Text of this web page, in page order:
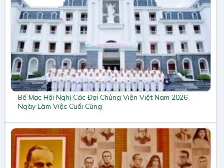
Bế Mạc Hội Nghị Các Đại Chủng Viện Việt Nam 2026 –
Ngày Làm Việc Cuối Cùng